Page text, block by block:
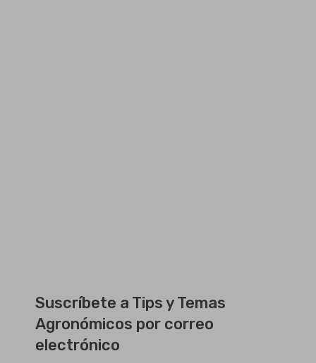
Suscríbete a Tips y Temas
Agronómicos por correo
electrónico